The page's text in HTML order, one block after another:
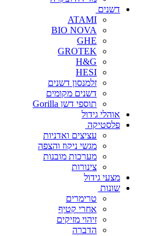
דשנים
ATAMI
BIO NOVA
GHE
GROTEK
H&G
HESI
זלמנסון דשנים
דשנים מקומים
תוספי דשן Gorilla
אוהלי גידול
פלסטיקה
עציצים ואדניות
מגשי ניקוז והצפה
מערכות מובנות
צינורות
מצעי גידול
שונות
טרימרים
אחרי קטיף
זיהוי מזיקים
הדברה